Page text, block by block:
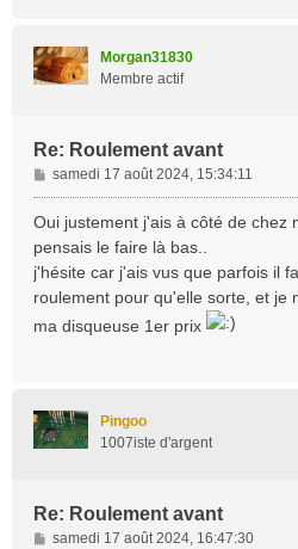
Morgan31830
Membre actif
Re: Roulement avant
M
e
s
g
e
samedi 17 août 2024, 15:34:11
Oui justement j'ais à côté de chez
pensais le faire là bas..
j'hésite car j'ais vus que parfois il
roulement pour qu'elle sorte, et je
ma disqueuse 1er prix
Pingoo
1007iste d'argent
Re: Roulement avant
M
samedi 17 août 2024, 16:47:30